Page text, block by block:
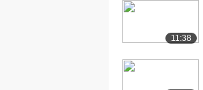
书】（下）
书】（上...
11:38